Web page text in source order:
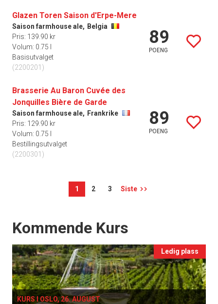
Glazen Toren Saison d'Erpe-Mere
Saison farmhouse ale, Belgia
Pris: 139.90 kr
Volum: 0.75 l
Basisutvalget
(2200201)
89
POENG
Brasserie Au Baron Cuvée des
Jonquilles Bière de Garde
Saison farmhouse ale, Frankrike
Pris: 129.90 kr
Volum: 0.75 l
Bestillingsutvalget
(2200301)
89
POENG
1 2 3 Siste
Events
Kommende Kurs
Ledig plass
KURS I OSLO, 26. AUGUST